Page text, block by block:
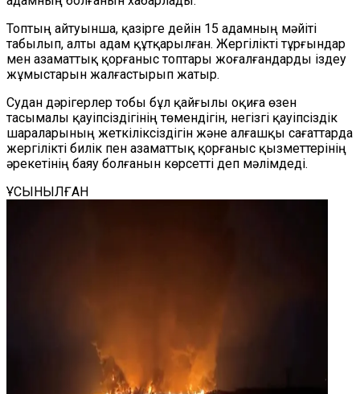
Топтың айтуынша, қазірге дейін 15 адамның мәйіті
табылып, алты адам құтқарылған. Жергілікті тұрғындар
мен азаматтық қорғаныс топтары жоғалғандарды іздеу
жұмыстарын жалғастырып жатыр.
Судан дәрігерлер тобы бұл қайғылы оқиға өзен
тасымалы қауіпсіздігінің төмендігін, негізгі қауіпсіздік
шараларының жеткіліксіздігін және алғашқы сағаттарда
жергілікті билік пен азаматтық қорғаныс қызметтерінің
әрекетінің баяу болғанын көрсетті деп мәлімдеді.
ҰСЫНЫЛҒАН